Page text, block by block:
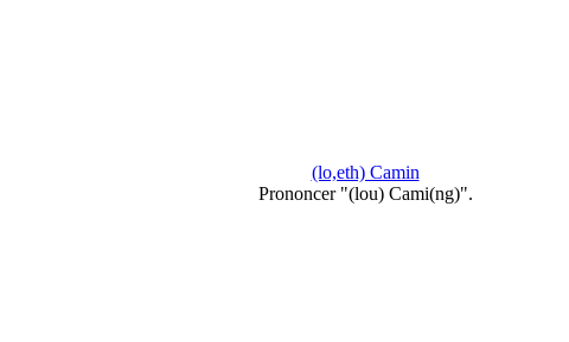
(lo,eth) Camin
Prononcer "(lou) Cami(ng)".